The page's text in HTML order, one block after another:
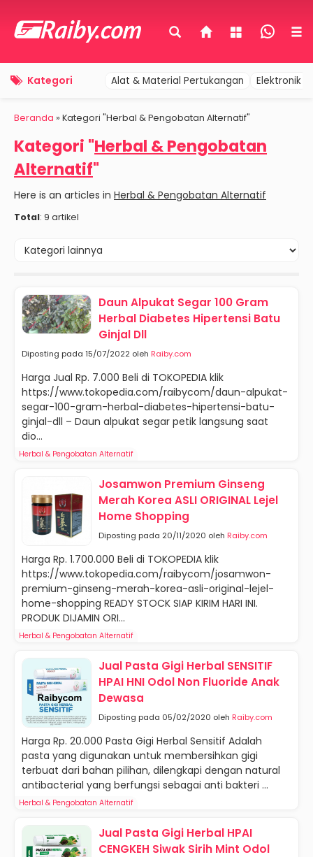
Kategori Alat & Material Pertukangan Elektronik
Beranda » Kategori "Herbal & Pengobatan Alternatif"
Kategori "Herbal & Pengobatan
Alternatif"
Here is an articles in Herbal & Pengobatan Alternatif
Total: 9 artikel
Daun Alpukat Segar 100 Gram
Herbal Diabetes Hipertensi Batu
Ginjal Dll
Diposting pada 15/07/2022 oleh Raiby.com
Harga Jual Rp. 7.000 Beli di TOKOPEDIA klik
https://www.tokopedia.com/raibycom/daun-alpukat-
segar-100-gram-herbal-diabetes-hipertensi-batu-
ginjal-dll – Daun alpukat segar petik langsung saat
dio...
Herbal & Pengobatan Alternatif
Josamwon Premium Ginseng
Merah Korea ASLI ORIGINAL Lejel
Home Shopping
Diposting pada 20/11/2020 oleh Raiby.com
Harga Rp. 1.700.000 Beli di TOKOPEDIA klik
https://www.tokopedia.com/raibycom/josamwon-
premium-ginseng-merah-korea-asli-original-lejel-
home-shopping READY STOCK SIAP KIRIM HARI INI.
PRODUK DIJAMIN ORI...
Herbal & Pengobatan Alternatif
Jual Pasta Gigi Herbal SENSITIF
HPAI HNI Odol Non Fluoride Anak
Dewasa
Diposting pada 05/02/2020 oleh Raiby.com
Harga Rp. 20.000 Pasta Gigi Herbal Sensitif Adalah
pasta yang digunakan untuk membersihkan gigi
terbuat dari bahan pilihan, dilengkapi dengan natural
antibacterial yang berfungsi sebagai anti bakteri ...
Herbal & Pengobatan Alternatif
Jual Pasta Gigi Herbal HPAI
CENGKEH Siwak Sirih Mint Odol